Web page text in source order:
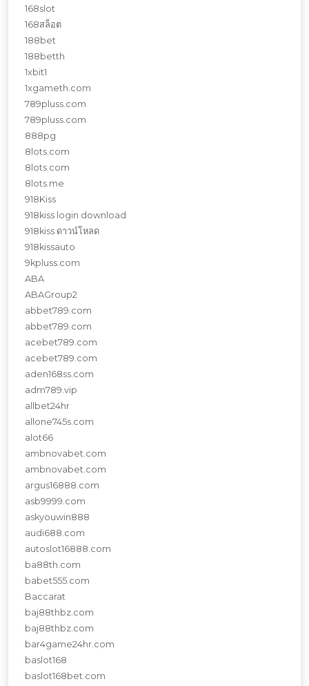
168slot
168สล็อต
188bet
188betth
1xbit1
1xgameth.com
789pluss.com
789pluss.com
888pg
8lots.com
8lots.com
8lots.me
918Kiss
918kiss login download
918kiss ดาวน์โหลด
918kissauto
9kpluss.com
ABA
ABAGroup2
abbet789.com
abbet789.com
acebet789.com
acebet789.com
aden168ss.com
adm789.vip
allbet24hr
allone745s.com
alot66
ambnovabet.com
ambnovabet.com
argus16888.com
asb9999.com
askyouwin888
audi688.com
autoslot16888.com
ba88th.com
babet555.com
Baccarat
baj88thbz.com
baj88thbz.com
bar4game24hr.com
baslot168
baslot168bet.com